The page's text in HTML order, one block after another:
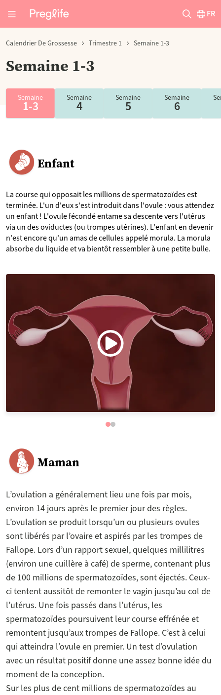
FR
Calendrier De Grossesse Trimestre 1 Semaine 1-3
Semaine 1-3
Semaine
1-3
Semaine
4
Semaine
5
Semaine
6
Enfant
La course qui opposait les millions de spermatozoïdes est
terminée. L'un d'eux s'est introduit dans l'ovule : vous attendez
un enfant ! L'ovule fécondé entame sa descente vers l'utérus
via un des oviductes (ou trompes utérines). L'enfant en devenir
n'est encore qu'un amas de cellules appelé morula. La morula
absorbe du liquide et va bientôt ressembler à une petite bulle.
Maman
L’ovulation a généralement lieu une fois par mois,
environ 14 jours après le premier jour des règles.
L’ovulation se produit lorsqu’un ou plusieurs ovules
sont libérés par l’ovaire et aspirés par les trompes de
Fallope. Lors d’un rapport sexuel, quelques millilitres
(environ une cuillère à café) de sperme, contenant plus
de 100 millions de spermatozoïdes, sont éjectés. Ceux-
ci tentent aussitôt de remonter le vagin jusqu’au col de
l’utérus. Une fois passés dans l’utérus, les
spermatozoïdes poursuivent leur course effrénée et
remontent jusqu’aux trompes de Fallope. C’est à celui
qui atteindra l’ovule en premier. Un test d’ovulation
avec un résultat positif donne une assez bonne idée du
moment de la conception.
Sur les plus de cent millions de spermatozoïdes au